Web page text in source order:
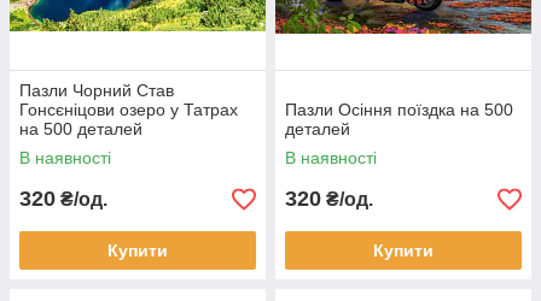
Пазли Чорний Став
Гонсєніцови озеро у Татрах
на 500 деталей
В наявності
320 ₴/од.
Купити
Пазли Осіння поїздка на 500
деталей
В наявності
320 ₴/од.
Купити